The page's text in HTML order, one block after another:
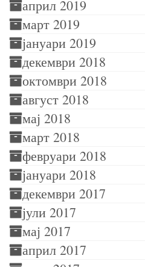
април 2019
март 2019
јануари 2019
декември 2018
октомври 2018
август 2018
мај 2018
март 2018
февруари 2018
јануари 2018
декември 2017
јули 2017
мај 2017
април 2017